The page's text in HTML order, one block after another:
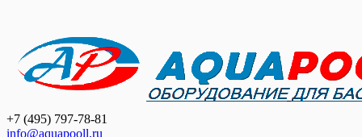
+7 (495) 797-78-81
info@aquapooll.ru